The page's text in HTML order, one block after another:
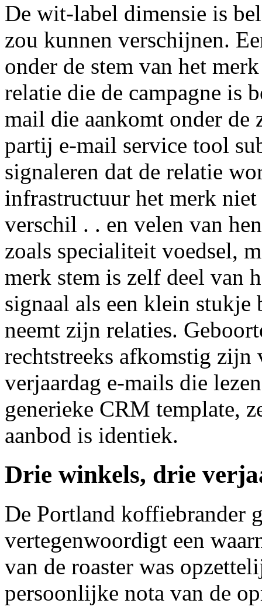
De wit-label dimensie is
zou kunnen verschijnen.
onder de stem van het
relatie die de campagne is
mail die aankomt onder de
partij e-mail service tool
signaleren dat de relatie
infrastructuur het merk
verschil . . en velen van
zoals specialiteit voedsel,
merk stem is zelf deel van
signaal als een klein
neemt zijn relaties.
rechtstreeks afkomstig
verjaardag e-mails die
generieke CRM template,
aanbod is identiek.
Drie winkels, drie
De Portland koffiebrander
vertegenwoordigt een
van de roaster was
persoonlijke nota van de